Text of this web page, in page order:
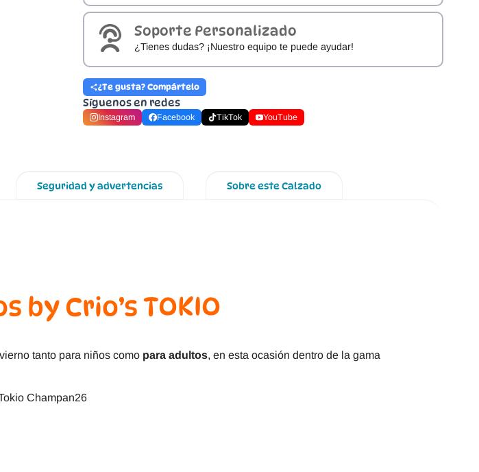
Soporte Personalizado
¿Tienes dudas? ¡Nuestro equipo te puede ayudar!
¿Te gusta? Compártelo
Síguenos en redes
Instagram Facebook TikTok YouTube
Seguridad y advertencias Sobre este Calzado
Crio’s TOKIO
tanto para niños como para adultos, en esta ocasión dentro de la gama
Champan26